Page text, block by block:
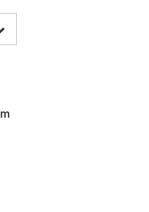
dễ buộc hơn, cũng như
vào các vật dụng khác